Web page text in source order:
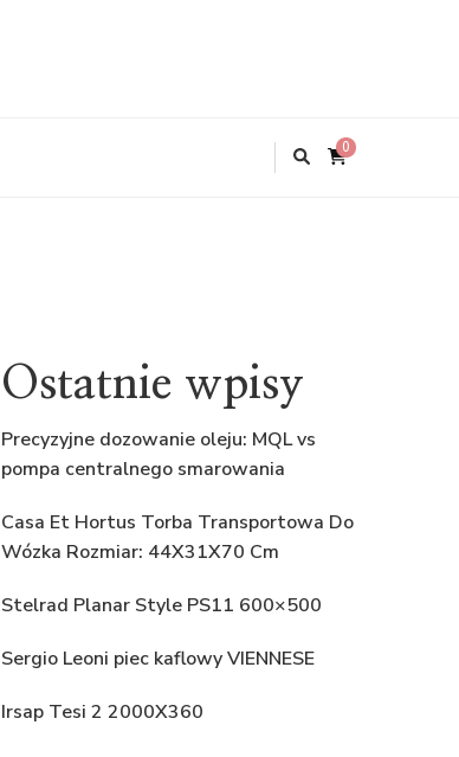
0
Ostatnie wpisy
Precyzyjne dozowanie oleju: MQL vs
pompa centralnego smarowania
Casa Et Hortus Torba Transportowa Do
Wózka Rozmiar: 44X31X70 Cm
Stelrad Planar Style PS11 600×500
Sergio Leoni piec kaflowy VIENNESE
Irsap Tesi 2 2000X360